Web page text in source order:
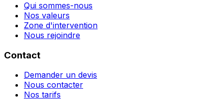
Qui sommes-nous
Nos valeurs
Zone d'intervention
Nous rejoindre
Contact
Demander un devis
Nous contacter
Nos tarifs